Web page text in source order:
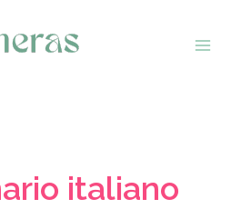
italiano